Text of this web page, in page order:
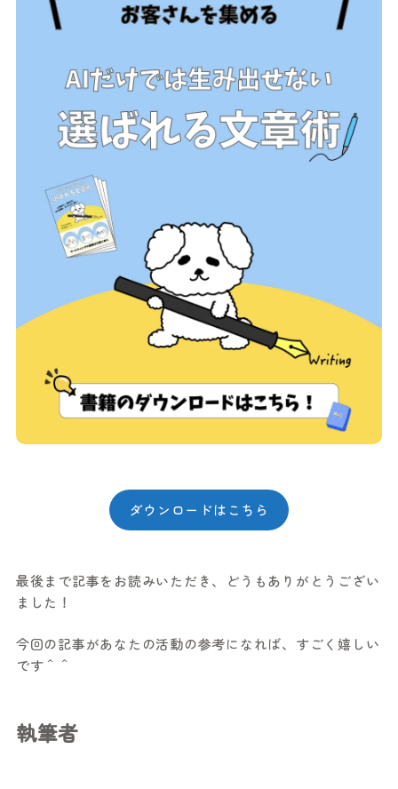
ダウンロードはこちら
最後まで記事をお読みいただき、どうもありがとうござい
ました！
今回の記事があなたの活動の参考になれば、すごく嬉しい
です＾＾
執筆者